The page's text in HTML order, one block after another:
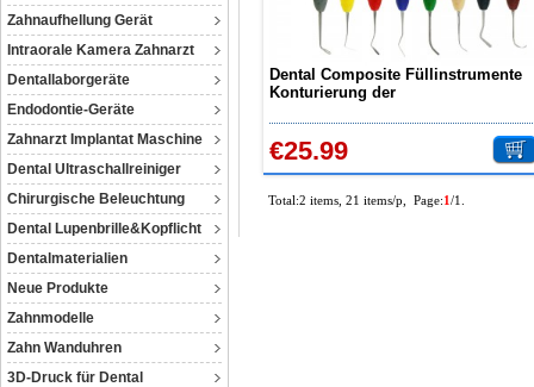
Zahnaufhellung Gerät
Intraorale Kamera Zahnarzt
Dentallaborgeräte
Endodontie-Geräte
Zahnarzt Implantat Maschine
Dental Ultraschallreiniger
Chirurgische Beleuchtung
Dental Lupenbrille&Kopflicht
Dentalmaterialien
Neue Produkte
Zahnmodelle
Zahn Wanduhren
3D-Druck für Dental
Dental Composite Füllinstrumente
Konturierung der
€25.99
Total:2 items, 21 items/p, Page:1/1.